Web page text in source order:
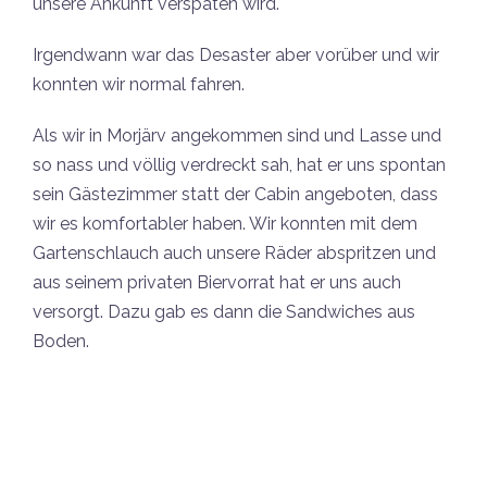
Irgendwann war das Desaster aber vorüber und wir
konnten wir normal fahren.
Als wir in Morjärv angekommen sind und Lasse und
so nass und völlig verdreckt sah, hat er uns spontan
sein Gästezimmer statt der Cabin angeboten, dass
wir es komfortabler haben. Wir konnten mit dem
Gartenschlauch auch unsere Räder abspritzen und
aus seinem privaten Biervorrat hat er uns auch
versorgt. Dazu gab es dann die Sandwiches aus
Boden.